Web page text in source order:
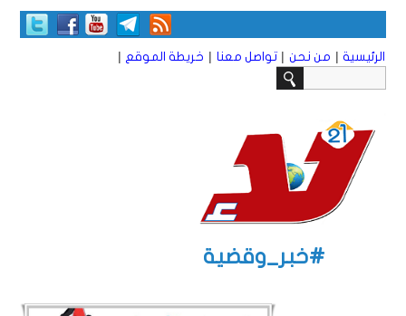
الرئيسية | من نحن | تواصل معنا | خريطة الموقع |
#خبر_وقضية